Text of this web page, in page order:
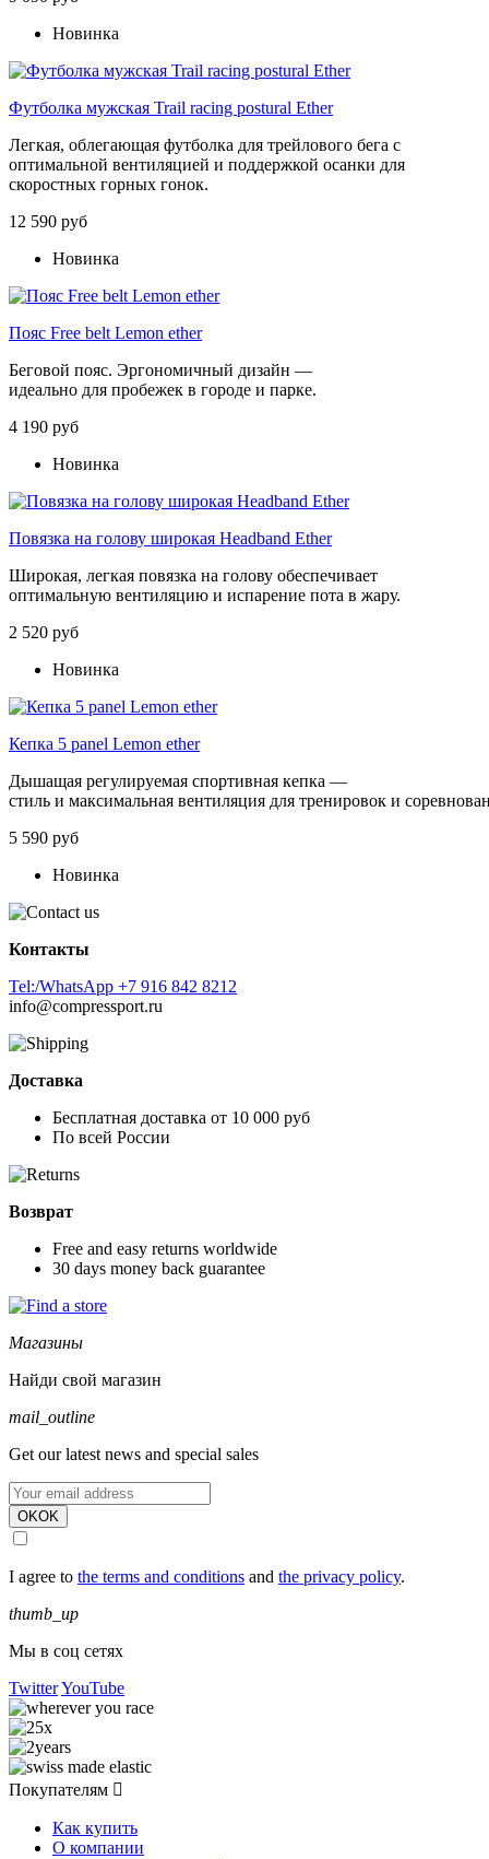
Новинка
Футболка мужская Trail racing postural Ether
Легкая, облегающая футболка для трейлового бега с
оптимальной вентиляцией и поддержкой осанки для
скоростных горных гонок.
12 590 руб
Новинка
Пояс Free belt Lemon ether
Беговой пояс. Эргономичный дизайн —
идеально для пробежек в городе и парке.
4 190 руб
Новинка
Повязка на голову широкая Headband Ether
Широкая, легкая повязка на голову обеспечивает
оптимальную вентиляцию и испарение пота в жару.
2 520 руб
Новинка
Кепка 5 panel Lemon ether
Дышащая регулируемая спортивная кепка —
стиль и максимальная вентиляция для тренировок и
5 590 руб
Новинка
Контакты
Tel:/WhatsApp +7 916 842 8212
info@compressport.ru
Доставка
Бесплатная доставка от 10 000 руб
По всей России
Возврат
Free and easy returns worldwide
30 days money back guarantee
Магазины
Найди свой магазин
mail_outline
Get our latest news and special sales
OKOK
I agree to the terms and conditions and the privacy policy.
thumb_up
Мы в соц сетях
TwitterYouTube
Покупателям 
Как купить
О компании